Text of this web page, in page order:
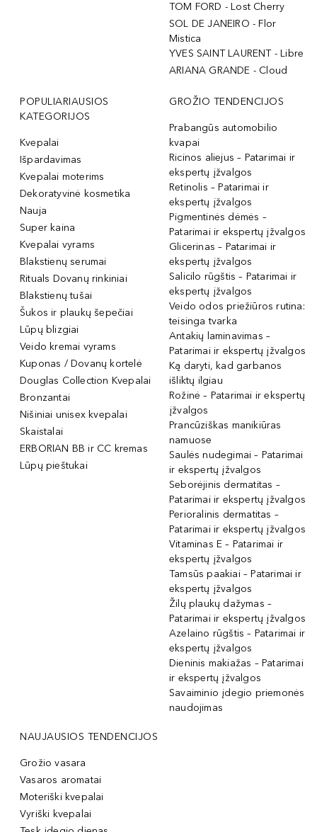
TOM FORD - Lost Cherry
SOL DE JANEIRO - Flor
Mistica
YVES SAINT LAURENT - Libre
ARIANA GRANDE - Cloud
POPULIARIAUSIOS
KATEGORIJOS
Kvepalai
Išpardavimas
Kvepalai moterims
Dekoratyvinė kosmetika
Nauja
Super kaina
Kvepalai vyrams
Blakstienų serumai
Rituals Dovanų rinkiniai
Blakstienų tušai
Šukos ir plaukų šepečiai
Lūpų blizgiai
Veido kremai vyrams
Kuponas / Dovanų kortelė
Douglas Collection Kvepalai
Bronzantai
Nišiniai unisex kvepalai
Skaistalai
ERBORIAN BB ir CC kremas
Lūpų pieštukai
GROŽIO TENDENCIJOS
Prabangūs automobilio
kvapai
Ricinos aliejus – Patarimai ir
ekspertų įžvalgos
Retinolis – Patarimai ir
ekspertų įžvalgos
Pigmentinės dėmės –
Patarimai ir ekspertų įžvalgos
Glicerinas – Patarimai ir
ekspertų įžvalgos
Salicilo rūgštis – Patarimai ir
ekspertų įžvalgos
Veido odos priežiūros rutina:
teisinga tvarka
Antakių laminavimas –
Patarimai ir ekspertų įžvalgos
Ką daryti, kad garbanos
išliktų ilgiau
Rožinė – Patarimai ir ekspertų
įžvalgos
Prancūziškas manikiūras
namuose
Saulės nudegimai – Patarimai
ir ekspertų įžvalgos
Seborėjinis dermatitas –
Patarimai ir ekspertų įžvalgos
Perioralinis dermatitas –
Patarimai ir ekspertų įžvalgos
Vitaminas E – Patarimai ir
ekspertų įžvalgos
Tamsūs paakiai – Patarimai ir
ekspertų įžvalgos
Žilų plaukų dažymas –
Patarimai ir ekspertų įžvalgos
Azelaino rūgštis – Patarimai ir
ekspertų įžvalgos
Dieninis makiažas – Patarimai
ir ekspertų įžvalgos
Savaiminio įdegio priemonės
naudojimas
NAUJAUSIOS TENDENCIJOS
Grožio vasara
Vasaros aromatai
Moteriški kvepalai
Vyriški kvepalai